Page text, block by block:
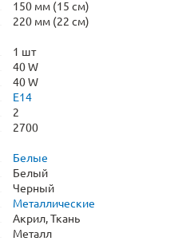
150 мм (15 см)
220 мм (22 см)
1 шт
40 W
40 W
E14
2
2700
Белые
Белый
Черный
Металлические
Акрил, Ткань
Металл